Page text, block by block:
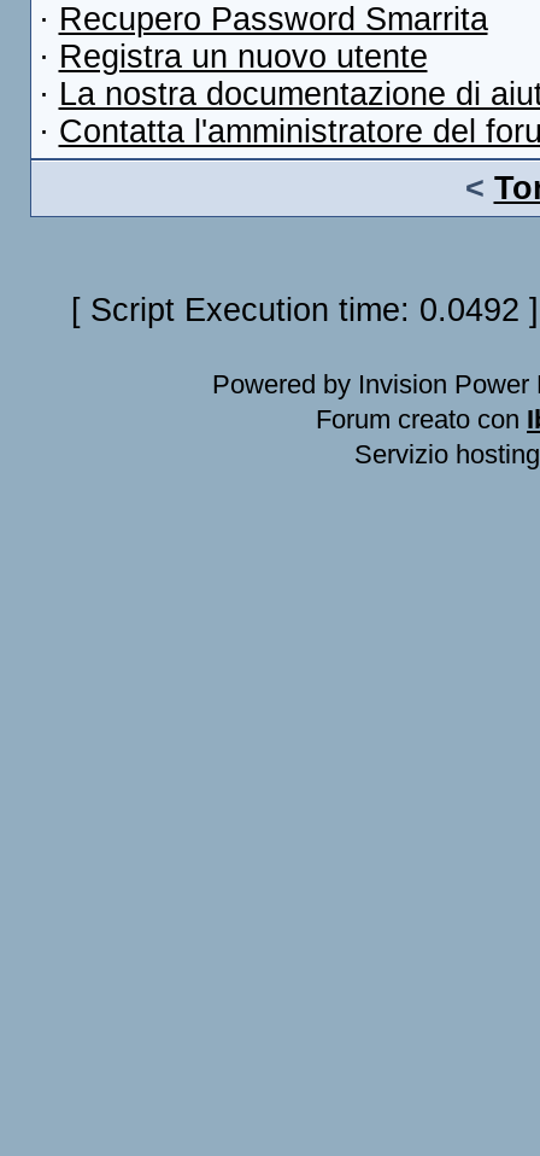
· Recupero Password Smarrita
· Registra un nuovo utente
· La nostra documentazione di
· Contatta l'amministratore del
<
[ Script Execution time:
Powered by Invision
Forum creato con
Servizio